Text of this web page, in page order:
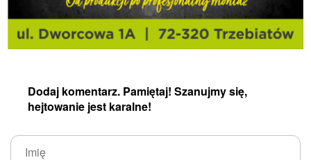
Dodaj komentarz. Pamiętaj! Szanujmy się,
hejtowanie jest karalne!